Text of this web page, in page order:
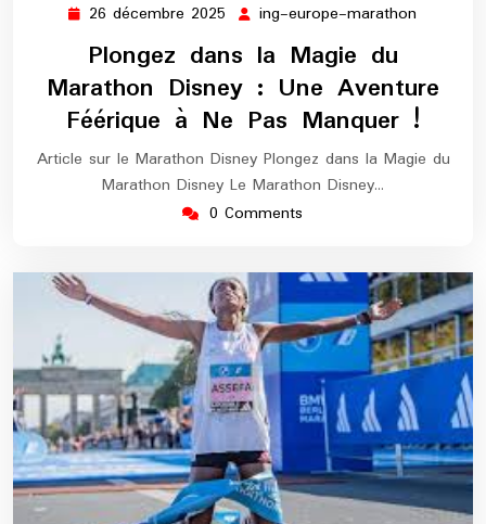
26 décembre 2025 26
décembre
2025
ing-europe-marathon
Plongez dans la Magie du
Marathon Disney : Une Aventure
Féérique à Ne Pas Manquer !
Article sur le Marathon Disney Plongez dans la Magie du
Marathon Disney Le Marathon Disney…
0 Comments